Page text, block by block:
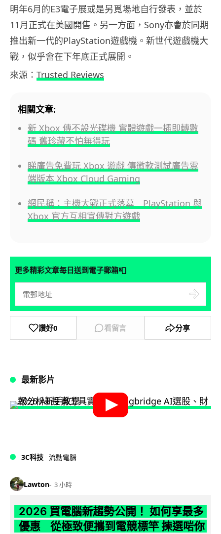
明年6月的E3電子展或是另覓場地自行發表，並於
11月正式在美國開售。另一方面，Sony亦會於同期
推出新一代的PlayStation遊戲機。新世代遊戲機大
戰，似乎會在下年底正式展開。
來源： Trusted Reviews
相關文章:
新 Xbox 傳不設光碟機 實體遊戲一插即轉數
碼 舊珍藏不怕無得玩
睇廣告免費玩 Xbox 遊戲 傳微軟測試廣告雲
端版本 Xbox Cloud Gaming
網民稱：主機大戰正式落幕 PlayStation 與
Xbox 官方互相宣傳對方遊戲
更多精彩文章每日送到電子郵箱📮
讚好0 看留言 分享
最新影片
3C科技 流動電腦
Lawton 3 小時
2026 買電腦新趨勢公開！ 如何享最多
優惠 從極致便攜到電競標竿 揀選啱你